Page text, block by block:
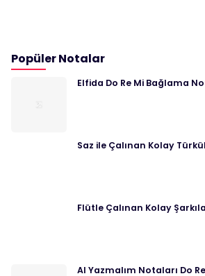
Popüler Notalar
Elfida Do Re Mi Bağlama
Saz ile Çalınan Kolay
Flütle Çalınan Kolay
Al Yazmalım Notaları Do